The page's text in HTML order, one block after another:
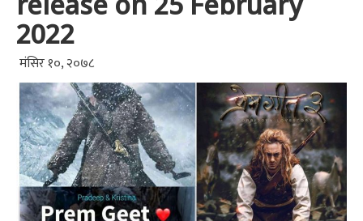
2022
मंसिर १०, २०७८